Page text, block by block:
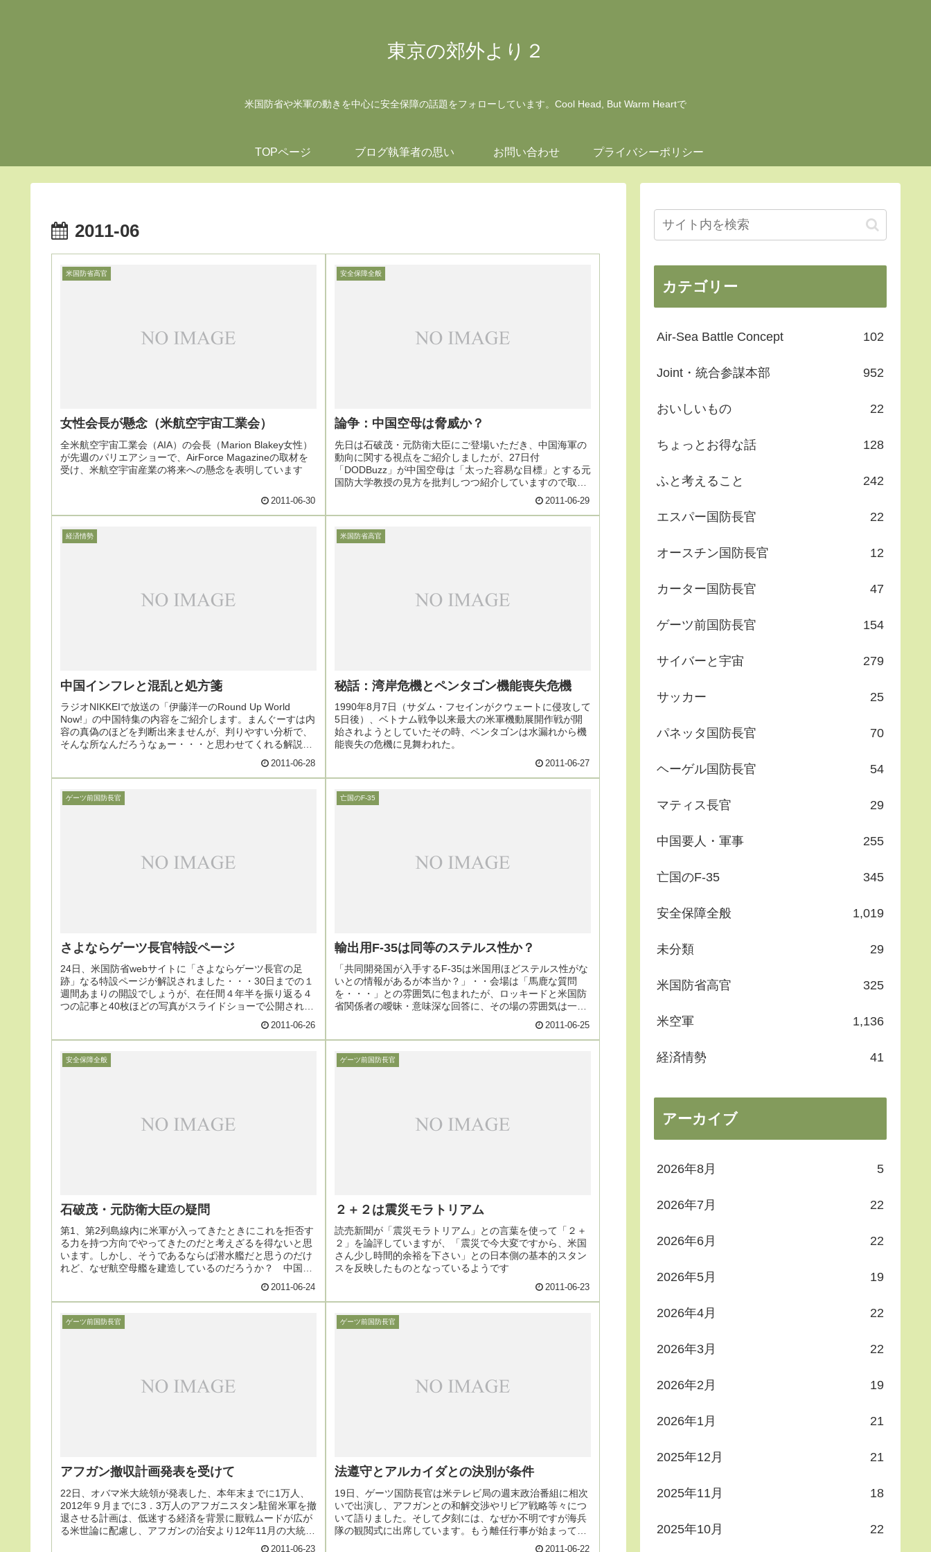
東京の郊外より２
米国防省や米軍の動きを中心に安全保障の話題をフォローしています。Cool Head, But Warm Heartで
TOPページ ブログ執筆者の思い お問い合わせ プライバシーポリシー
2011-06
米国防省高官
女性会長が懸念（米航空宇宙工業会）
全米航空宇宙工業会（AIA）の会長（Marion Blakey女性）
が先週のパリエアショーで、AirForce Magazineの取材を
受け、米航空宇宙産業の将来への懸念を表明しています
2011-06-30
安全保障全般
論争：中国空母は脅威か？
先日は石破茂・元防衛大臣にご登場いただき、中国海軍の
動向に関する視点をご紹介しましたが、27日付
「DODBuzz」が中国空母は「太った容易な目標」とする元
国防大学教授の見方を批判しつつ紹介していますので取り
2011-06-29
経済情勢
中国インフレと混乱と処方箋
ラジオNIKKEIで放送の「伊藤洋一のRound Up World
Now!」の中国特集の内容をご紹介します。まんぐーすは内
容の真偽のほどを判断出来ませんが、判りやすい分析で、
そんな所なんだろうなぁー・・・と思わせてくれる解説だ
2011-06-28
米国防省高官
秘話：湾岸危機とペンタゴン機能喪失危機
1990年8月7日（サダム・フセインがクウェートに侵攻して
5日後）、ベトナム戦争以来最大の米軍機動展開作戦が開
始されようとしていたその時、ペンタゴンは水漏れから機
能喪失の危機に見舞われた。
2011-06-27
ゲーツ前国防長官
さよならゲーツ長官特設ページ
24日、米国防省webサイトに「さよならゲーツ長官の足
跡」なる特設ページが解説されました・・・30日までの１
週間あまりの開設でしょうが、在任間４年半を振り返る４
つの記事と40枚ほどの写真がスライドショーで公開されて
2011-06-26
亡国のF-35
輸出用F-35は同等のステルス性か？
「共同開発国が入手するF-35は米国用ほどステルス性がな
いとの情報があるが本当か？」・・会場は「馬鹿な質問
を・・・」との雰囲気に包まれたが、ロッキードと米国防
省関係者の曖昧・意味深な回答に、その場の雰囲気は一変
2011-06-25
安全保障全般
石破茂・元防衛大臣の疑問
第1、第2列島線内に米軍が入ってきたときにこれを拒否す
る力を持つ方向でやってきたのだと考えざるを得ないと思
います。しかし、そうであるならば潜水艦だと思うのだけ
れど、なぜ航空母艦を建造しているのだろうか？ 中国の
2011-06-24
ゲーツ前国防長官
２＋２は震災モラトリアム
読売新聞が「震災モラトリアム」との言葉を使って「２＋
２」を論評していますが、「震災で今大変ですから、米国
さん少し時間的余裕を下さい」との日本側の基本的スタン
スを反映したものとなっているようです
2011-06-23
ゲーツ前国防長官
アフガン撤収計画発表を受けて
22日、オバマ米大統領が発表した、本年末までに1万人、
2012年９月までに3．3万人のアフガニスタン駐留米軍を撤
退させる計画は、低迷する経済を背景に厭戦ムードが広が
る米世論に配慮し、アフガンの治安より12年11月の大統領
2011-06-23
ゲーツ前国防長官
法遵守とアルカイダとの決別が条件
19日、ゲーツ国防長官は米テレビ局の週末政治番組に相次
いで出演し、アフガンとの和解交渉やリビア戦略等々につ
いて語りました。そして夕刻には、なぜか不明ですが海兵
隊の観閲式に出席しています。もう離任行事が始まってい
2011-06-22
カテゴリー
Air-Sea Battle Concept 102
Joint・統合参謀本部 952
おいしいもの 22
ちょっとお得な話 128
ふと考えること 242
エスパー国防長官 22
オースチン国防長官 12
カーター国防長官 47
ゲーツ前国防長官 154
サイバーと宇宙 279
サッカー 25
パネッタ国防長官 70
ヘーゲル国防長官 54
マティス長官 29
中国要人・軍事 255
亡国のF-35 345
安全保障全般 1,019
未分類 29
米国防省高官 325
米空軍 1,136
経済情勢 41
アーカイブ
2026年8月 5
2026年7月 22
2026年6月 22
2026年5月 19
2026年4月 22
2026年3月 22
2026年2月 19
2026年1月 21
2025年12月 21
2025年11月 18
2025年10月 22